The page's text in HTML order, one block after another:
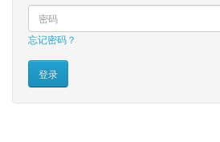
忘记密码？